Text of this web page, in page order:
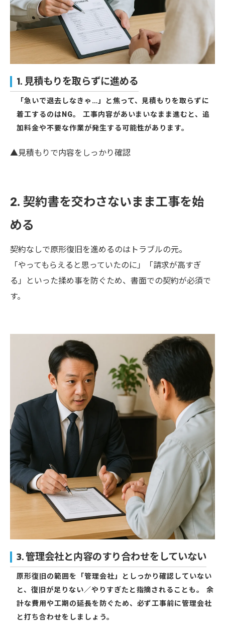
1. 見積もりを取らずに進める
「急いで退去しなきゃ…」と焦って、見積もりを取らずに
着工するのはNG。 工事内容があいまいなまま進むと、追
加料金や不要な作業が発生する可能性があります。
▲見積もりで内容をしっかり確認
2. 契約書を交わさないまま工事を始
める
契約なしで原形復旧を進めるのはトラブルの元。
「やってもらえると思っていたのに」「請求が高すぎ
る」といった揉め事を防ぐため、書面での契約が必須で
す。
3. 管理会社と内容のすり合わせをしていない
原形復旧の範囲を「管理会社」としっかり確認していない
と、復旧が足りない／やりすぎたと指摘されることも。 余
計な費用や工期の延長を防ぐため、必ず工事前に管理会社
と打ち合わせをしましょう。